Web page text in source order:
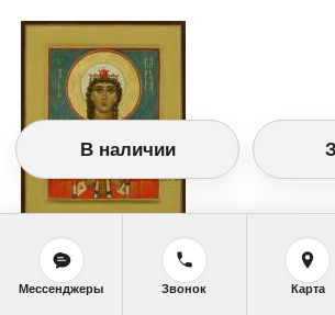
Православный
<<Пятница, 17 Декабря (4
стилю)
>>
В наличии
Мессенджеры Звонок Карта